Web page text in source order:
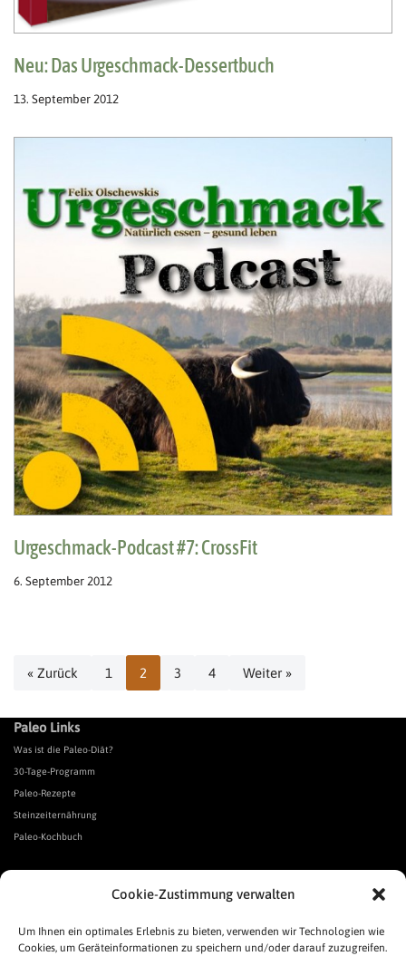
Cookie-Zustimmung verwalten
Um Ihnen ein optimales Erlebnis zu bieten, verwenden wir Technologien wie
Cookies, um Geräteinformationen zu speichern und/oder darauf zuzugreifen.
Neu: Das Urgeschmack-Dessertbuch
13. September 2012
Urgeschmack-Podcast #7: CrossFit
6. September 2012
« Zurück 1 2 3 4 Weiter »
Paleo Links
Was ist die Paleo-Diät?
30-Tage-Programm
Paleo-Rezepte
Steinzeiternährung
Paleo-Kochbuch
*Affiliate Link. Als Partner verschiedener Unternehmen verdiene ich an qualifizierten Verkäufen.
Urgeschmack-Empfehlungen
Urgeschmack-Shop